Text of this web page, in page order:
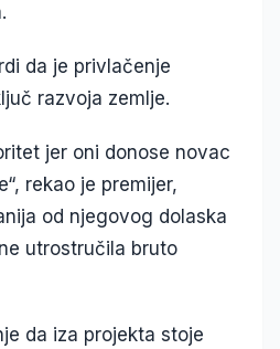
da je privlačenje
razvoja zemlje.
jer oni donose novac
rekao je premijer,
od njegovog dolaska
utrostručila bruto
da iza projekta stoje